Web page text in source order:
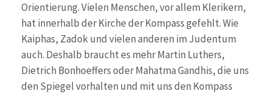
Orientierung. Vielen Menschen, vor allem Klerikern,
hat innerhalb der Kirche der Kompass gefehlt. Wie
Kaiphas, Zadok und vielen anderen im Judentum
auch. Deshalb braucht es mehr Martin Luthers,
Dietrich Bonhoeffers oder Mahatma Gandhis, die uns
den Spiegel vorhalten und mit uns den Kompass